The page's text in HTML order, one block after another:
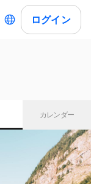
ログイン
カレンダー